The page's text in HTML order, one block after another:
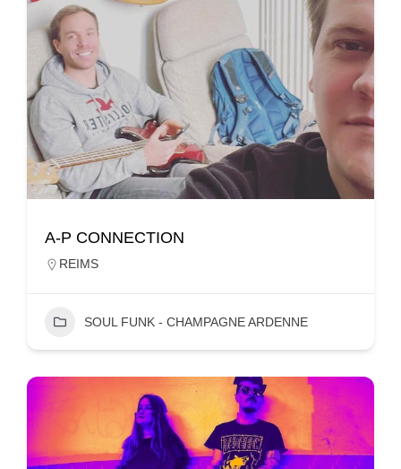
A-P CONNECTION
REIMS
SOUL FUNK - CHAMPAGNE ARDENNE